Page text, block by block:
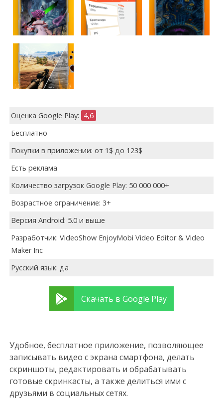
Оценка Google Play: 4,6
Бесплатно
Покупки в приложении: от 1$ до 123$
Есть реклама
Количество загрузок Google Play: 50 000 000+
Возрастное ограничение: 3+
Версия Android: 5.0 и выше
Разработчик: VideoShow EnjoyMobi Video Editor & Video
Maker Inc
Русский язык: да
Скачать в Google Play
Удобное, бесплатное приложение, позволяющее
записывать видео с экрана смартфона, делать
скриншоты, редактировать и обрабатывать
готовые скринкасты, а также делиться ими с
друзьями в социальных сетях.